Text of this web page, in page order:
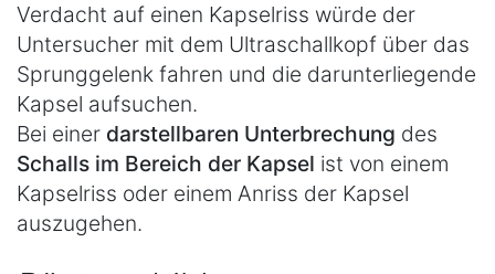
Verdacht auf einen Kapselriss würde der
Untersucher mit dem Ultraschallkopf über das
Sprunggelenk fahren und die darunterliegende
Kapsel aufsuchen.
Bei einer darstellbaren Unterbrechung des
Schalls im Bereich der Kapsel ist von einem
Kapselriss oder einem Anriss der Kapsel
auszugehen.